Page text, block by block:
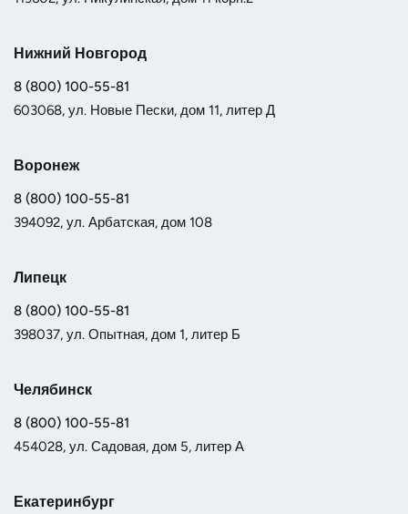
Нижний Новгород
8 (800) 100-55-81
603068, ул. Новые Пески, дом 11, литер Д
Воронеж
8 (800) 100-55-81
394092, ул. Арбатская, дом 108
Липецк
8 (800) 100-55-81
398037, ул. Опытная, дом 1, литер Б
Челябинск
8 (800) 100-55-81
454028, ул. Садовая, дом 5, литер А
Екатеринбург